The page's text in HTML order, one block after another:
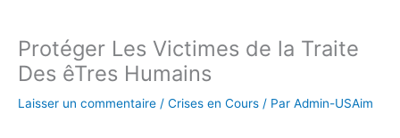
Protéger Les Victimes de la Traite
Des êTres Humains
Laisser un commentaire / Crises en Cours / Par Admin-USAim